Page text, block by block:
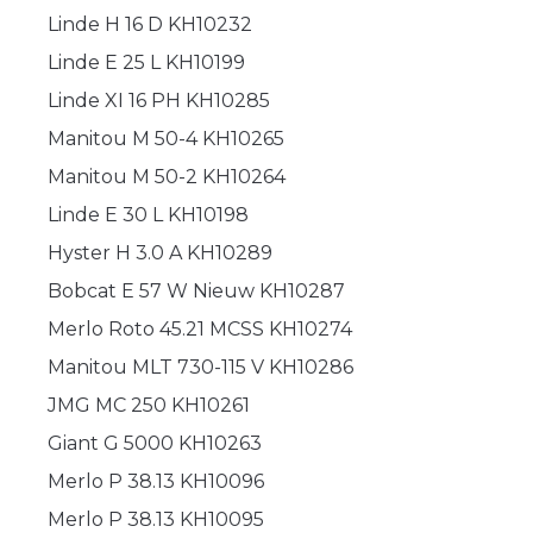
Linde H 16 D KH10232
Linde E 25 L KH10199
Linde XI 16 PH KH10285
Manitou M 50-4 KH10265
Manitou M 50-2 KH10264
Linde E 30 L KH10198
Hyster H 3.0 A KH10289
Bobcat E 57 W Nieuw KH10287
Merlo Roto 45.21 MCSS KH10274
Manitou MLT 730-115 V KH10286
JMG MC 250 KH10261
Giant G 5000 KH10263
Merlo P 38.13 KH10096
Merlo P 38.13 KH10095